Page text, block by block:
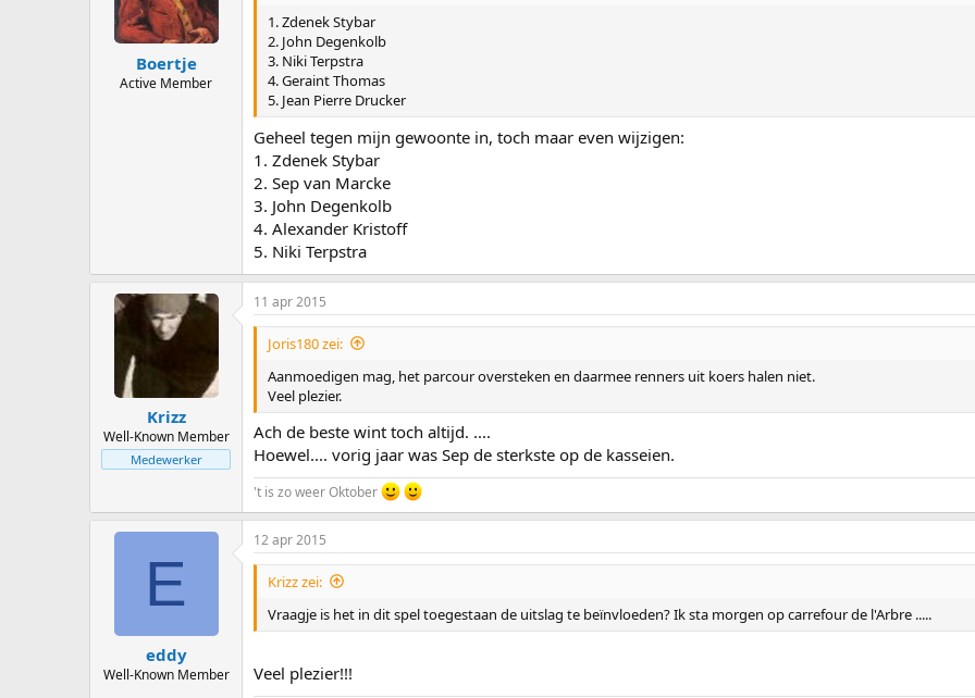
Boertje
Active Member
1. Zdenek Stybar
2. John Degenkolb
3. Niki Terpstra
4. Geraint Thomas
5. Jean Pierre Drucker
Geheel tegen mijn gewoonte in, toch maar even wijzigen:
1. Zdenek Stybar
2. Sep van Marcke
3. John Degenkolb
4. Alexander Kristoff
5. Niki Terpstra
Krizz
Well-Known Member
Medewerker
11 apr 2015
Joris180 zei:
Aanmoedigen mag, het parcour oversteken en daarmee renners uit koers halen niet.
Veel plezier.
Ach de beste wint toch altijd. ....
Hoewel.... vorig jaar was Sep de sterkste op de kasseien.
't is zo weer Oktober
E
eddy
Well-Known Member
12 apr 2015
Krizz zei:
Vraagje is het in dit spel toegestaan de uitslag te beïnvloeden? Ik sta morgen op carrefour de l'Arbre .....
Veel plezier!!!